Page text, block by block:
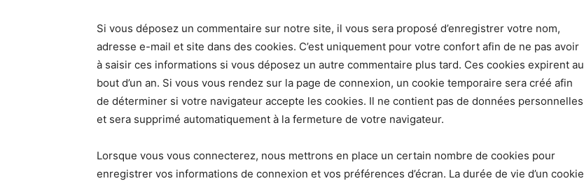
Si vous déposez un commentaire sur notre site, il vous sera proposé d’enregistrer votre nom,
adresse e-mail et site dans des cookies. C’est uniquement pour votre confort afin de ne pas avoir
à saisir ces informations si vous déposez un autre commentaire plus tard. Ces cookies expirent au
bout d’un an. Si vous vous rendez sur la page de connexion, un cookie temporaire sera créé afin
de déterminer si votre navigateur accepte les cookies. Il ne contient pas de données personnelles
et sera supprimé automatiquement à la fermeture de votre navigateur.
Lorsque vous vous connecterez, nous mettrons en place un certain nombre de cookies pour
enregistrer vos informations de connexion et vos préférences d’écran. La durée de vie d’un cookie